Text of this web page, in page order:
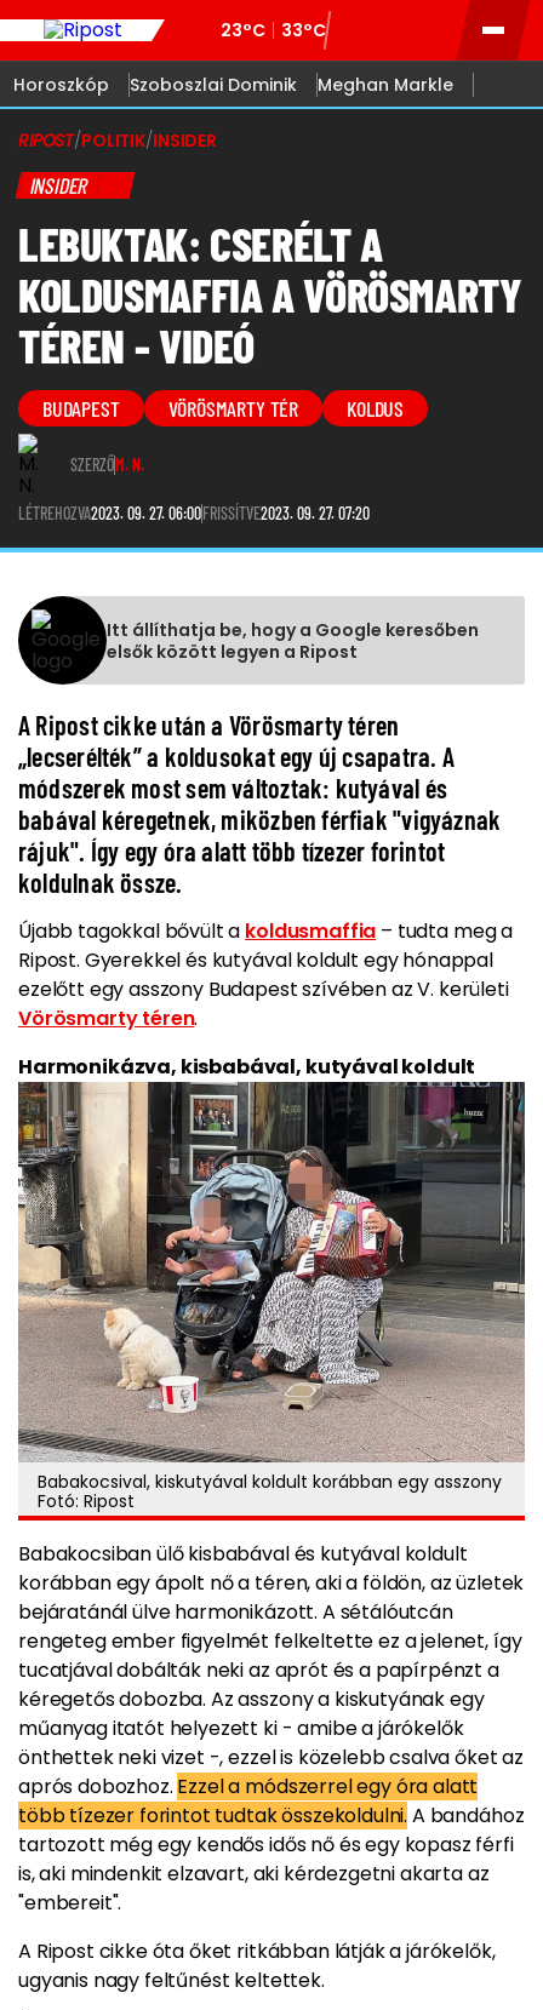
23°C 33°C
Horoszkóp Szoboszlai Dominik Meghan Markle
RIPOST/POLITIK/INSIDER
INSIDER
LEBUKTAK: CSERÉLT A
KOLDUSMAFFIA A VÖRÖSMARTY
TÉREN - VIDEÓ
BUDAPEST VÖRÖSMARTY TÉR KOLDUS
SZERZŐM. N.
LÉTREHOZVA2023. 09. 27. 06:00FRISSÍTVE2023. 09. 27. 07:20
Itt állíthatja be, hogy a Google keresőben
elsők között legyen a Ripost
A Ripost cikke után a Vörösmarty téren
„lecserélték” a koldusokat egy új csapatra. A
módszerek most sem változtak: kutyával és
babával kéregetnek, miközben férfiak "vigyáznak
rájuk". Így egy óra alatt több tízezer forintot
koldulnak össze.
Újabb tagokkal bővült a koldusmaffia – tudta meg a
Ripost. Gyerekkel és kutyával koldult egy hónappal
ezelőtt egy asszony Budapest szívében az V. kerületi
Vörösmarty téren.
Harmonikázva, kisbabával, kutyával koldult
Babakocsival, kiskutyával koldult korábban egy asszony
Fotó: Ripost
Babakocsiban ülő kisbabával és kutyával koldult
korábban egy ápolt nő a téren, aki a földön, az üzletek
bejáratánál ülve harmonikázott. A sétálóutcán
rengeteg ember figyelmét felkeltette ez a jelenet, így
tucatjával dobálták neki az aprót és a papírpénzt a
kéregetős dobozba. Az asszony a kiskutyának egy
műanyag itatót helyezett ki - amibe a járókelők
önthettek neki vizet -, ezzel is közelebb csalva őket az
aprós dobozhoz. Ezzel a módszerrel egy óra alatt
több tízezer forintot tudtak összekoldulni. A bandához
tartozott még egy kendős idős nő és egy kopasz férfi
is, aki mindenkit elzavart, aki kérdezgetni akarta az
"embereit".
A Ripost cikke óta őket ritkábban látják a járókelők,
ugyanis nagy feltűnést keltettek.